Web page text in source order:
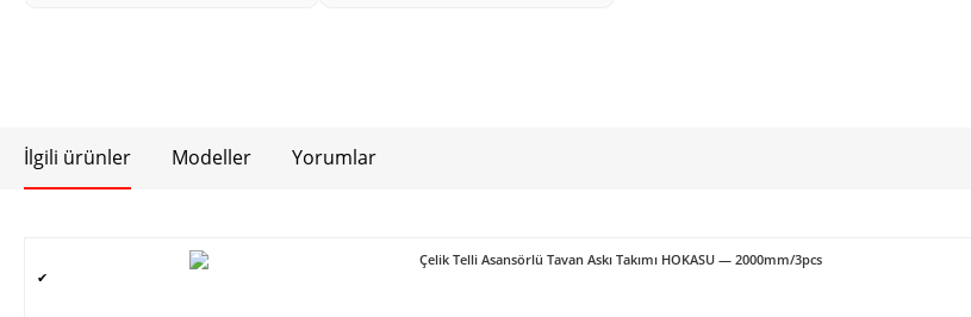
İlgili ürünler Modeller Yorumlar
✔
Çelik Telli Asansörlü Tavan Askı Takımı HOKASU — 2000mm/3pcs